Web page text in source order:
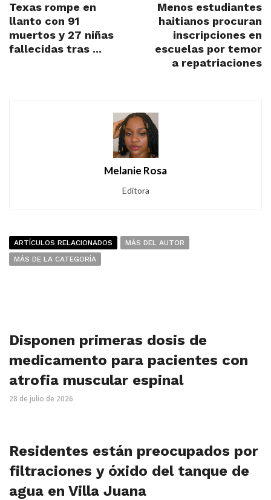
Texas rompe en
llanto con 91
muertos y 27 niñas
fallecidas tras ...
Menos estudiantes
haitianos procuran
inscripciones en
escuelas por temor
a repatriaciones
Melanie Rosa
Editora
ARTÍCULOS RELACIONADOS
MÁS DEL AUTOR
MÁS DE LA CATEGORÍA
Disponen primeras dosis de
medicamento para pacientes con
atrofia muscular espinal
28 de julio de 2026
Residentes están preocupados por
filtraciones y óxido del tanque de
agua en Villa Juana